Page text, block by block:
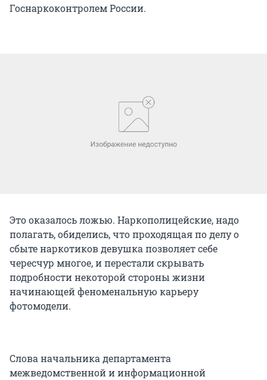
Госнаркоконтролем России.
Это оказалось ложью. Наркополицейские, надо
полагать, обиделись, что проходящая по делу о
сбыте наркотиков девушка позволяет себе
чересчур многое, и перестали скрывать
подробности некоторой стороны жизни
начинающей феноменальную карьеру
фотомодели.
Слова начальника департамента
межведомственной и информационной